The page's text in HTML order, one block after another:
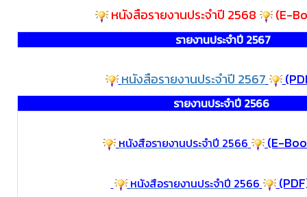
หนังสือรายงานประจำปี 2568 (E-
รายงานประจำปี 2567
หนังสือรายงานประจำปี 2567
รายงานประจำปี 2566
หนังสือรายงานประจำปี 2566 (E-
หนังสือรายงานประจำปี 2566